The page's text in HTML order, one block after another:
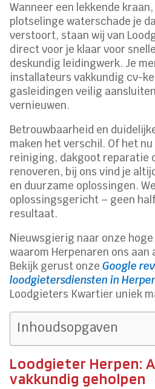
Wanneer een lekkende
plotselinge waterschade je
verstoort, staan wij van
direct voor je klaar voor
deskundig leidingwerk. Je
installateurs vakkundig cv-
gasleidingen veilig
vernieuwen.
Betrouwbaarheid en
maken het verschil. Of het nu
reiniging, dakgoot reparatie
renoveren, bij ons vind je
en duurzame oplossingen.
oplossingsgericht – geen
resultaat.
Nieuwsgierig naar onze
waarom Herpenaren ons aan
Bekijk gerust onzeGoogle
loodgietersdiensten in
Loodgieters Kwartier uniek
Inhoudsopgaven
Loodgieter Herpen:
vakkundig geholpen